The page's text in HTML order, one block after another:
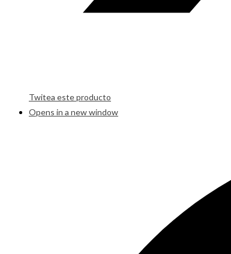
Twitea este producto
Opens in a new window